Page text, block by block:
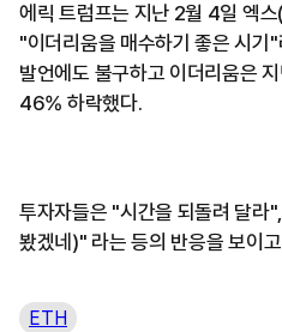
에릭 트럼프는 지난 2월 4일 엑
"이더리움을 매수하기 좋은 시기
발언에도 불구하고 이더리움은
46% 하락했다.
투자자들은 "시간을 되돌려 달라
봤겠네)" 라는 등의 반응을 보이
ETH